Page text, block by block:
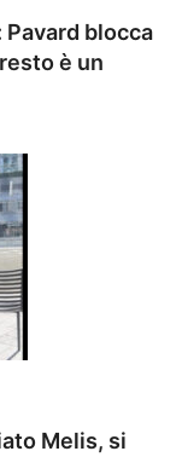
blocca
è un
Melis, si